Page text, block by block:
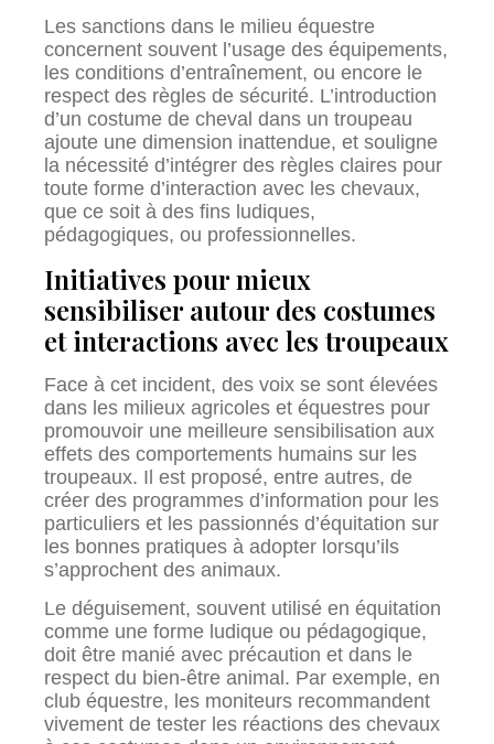
Les sanctions dans le milieu équestre
concernent souvent l’usage des équipements,
les conditions d’entraînement, ou encore le
respect des règles de sécurité. L’introduction
d’un costume de cheval dans un troupeau
ajoute une dimension inattendue, et souligne
la nécessité d’intégrer des règles claires pour
toute forme d’interaction avec les chevaux,
que ce soit à des fins ludiques,
pédagogiques, ou professionnelles.
Initiatives pour mieux
sensibiliser autour des costumes
et interactions avec les troupeaux
Face à cet incident, des voix se sont élevées
dans les milieux agricoles et équestres pour
promouvoir une meilleure sensibilisation aux
effets des comportements humains sur les
troupeaux. Il est proposé, entre autres, de
créer des programmes d’information pour les
particuliers et les passionnés d’équitation sur
les bonnes pratiques à adopter lorsqu’ils
s’approchent des animaux.
Le déguisement, souvent utilisé en équitation
comme une forme ludique ou pédagogique,
doit être manié avec précaution et dans le
respect du bien-être animal. Par exemple, en
club équestre, les moniteurs recommandent
vivement de tester les réactions des chevaux